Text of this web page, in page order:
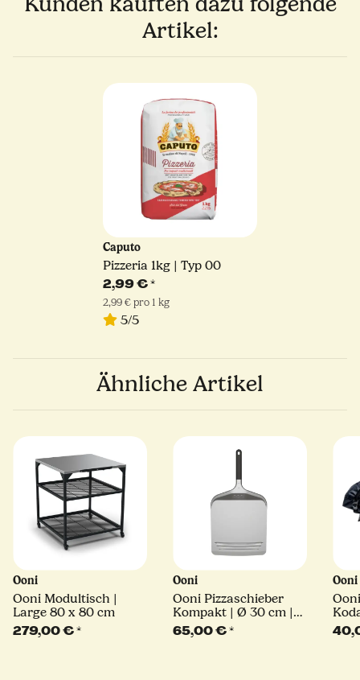
Artikel:
Caputo
Pizzeria 1kg | Typ 00
2,99 €*
2,99 € pro 1 kg
5/5
Ähnliche Artikel
Ooni
Ooni Modultisch |
Large 80 x 80 cm
279,00 €*
Ooni
Ooni Pizzaschieber
Kompakt | Ø 30 cm |
mit FlourCatch™-
Technologie
65,00 €*
Ooni